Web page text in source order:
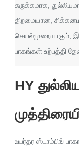
சுருக்கமாக,
திறமையான,
செயல்முறையாகும்,
பாகங்கள் உற்பத்தி
HY
உயர்தர ஸ்டாம்பிங்